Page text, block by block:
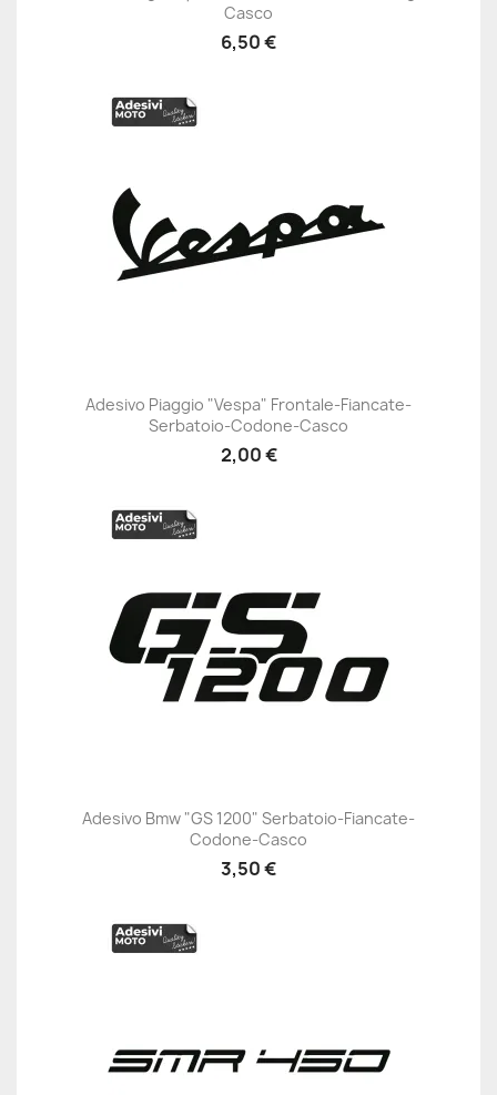
Casco
6,50 €
Adesivo Piaggio "Vespa" Frontale-Fiancate-
Serbatoio-Codone-Casco
2,00 €
Adesivo Bmw "GS 1200" Serbatoio-Fiancate-
Codone-Casco
3,50 €